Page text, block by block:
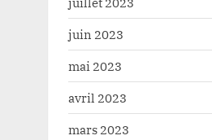
juin 2023
mai 2023
avril 2023
mars 2023